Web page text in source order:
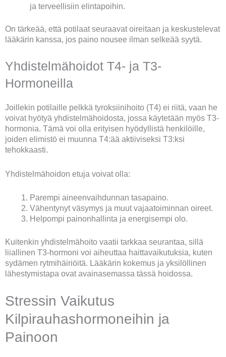
ja terveellisiin elintapoihin.
On tärkeää, että potilaat seuraavat oireitaan ja keskustelevat
lääkärin kanssa, jos paino nousee ilman selkeää syytä.
Yhdistelmähoidot T4- ja T3-
Hormoneilla
Joillekin potilaille pelkkä tyroksiinihoito (T4) ei riitä, vaan he
voivat hyötyä yhdistelmähoidosta, jossa käytetään myös T3-
hormonia. Tämä voi olla erityisen hyödyllistä henkilöille,
joiden elimistö ei muunna T4:ää aktiiviseksi T3:ksi
tehokkaasti.
Yhdistelmähoidon etuja voivat olla:
Parempi aineenvaihdunnan tasapaino.
Vähentynyt väsymys ja muut vajaatoiminnan oireet.
Helpompi painonhallinta ja energisempi olo.
Kuitenkin yhdistelmähoito vaatii tarkkaa seurantaa, sillä
liiallinen T3-hormoni voi aiheuttaa haittavaikutuksia, kuten
sydämen rytmihäiriöitä. Lääkärin kokemus ja yksilöllinen
lähestymistapa ovat avainasemassa tässä hoidossa.
Stressin Vaikutus
Kilpirauhashormoneihin ja
Painoon